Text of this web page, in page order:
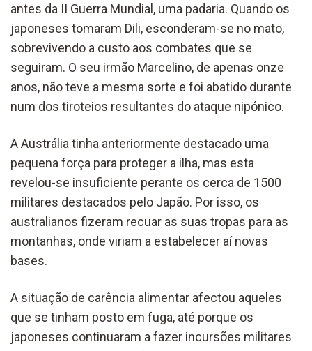
antes da II Guerra Mundial, uma padaria. Quando os
japoneses tomaram Dili, esconderam-se no mato,
sobrevivendo a custo aos combates que se
seguiram. O seu irmão Marcelino, de apenas onze
anos, não teve a mesma sorte e foi abatido durante
num dos tiroteios resultantes do ataque nipónico.
A Austrália tinha anteriormente destacado uma
pequena força para proteger a ilha, mas esta
revelou-se insuficiente perante os cerca de 1500
militares destacados pelo Japão. Por isso, os
australianos fizeram recuar as suas tropas para as
montanhas, onde viriam a estabelecer aí novas
bases.
A situação de carência alimentar afectou aqueles
que se tinham posto em fuga, até porque os
japoneses continuaram a fazer incursões militares